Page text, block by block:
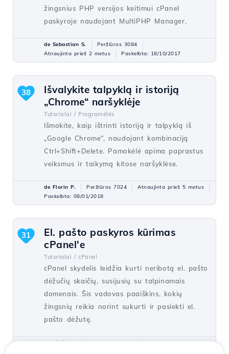
žingsnius PHP versijos keitimui cPanel
paskyroje naudojant MultiPHP Manager.
de Sebastian S.
Peržiūros 3084
Atnaujinta prieš 2 metus
Paskelbta: 18/10/2017
Išvalykite talpyklą ir istoriją
„Chrome“ naršyklėje
Tutorialai / Programėlės
Išmokite, kaip ištrinti istoriją ir talpyklą iš
„Google Chrome“, naudojant kombinaciją
Ctrl+Shift+Delete. Pamokėlė apima paprastus
veiksmus ir taikymą kitose naršyklėse.
38
de Florin P. Peržiūros 7024
Atnaujinta prieš 5 metus
Paskelbta: 08/01/2018
El. pašto paskyros kūrimas
cPanel'e
Tutorialai / cPanel
cPanel skydelis leidžia kurti neribotą el. pašto
dėžučių skaičių, susijusių su talpinamais
domenais. Šis vadovas paaiškins, kokių
žingsnių reikia norint sukurti ir pasiekti el.
pašto dėžutę.
31
de Cătălin A.
Peržiūros 5942